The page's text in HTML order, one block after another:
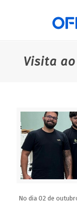
Visita
No dia 02 de